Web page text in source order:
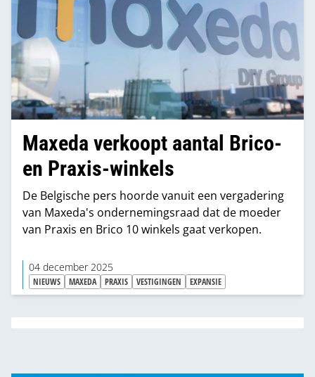
Maxeda verkoopt aantal Brico-
en Praxis-winkels
De Belgische pers hoorde vanuit een vergadering
van Maxeda's ondernemingsraad dat de moeder
van Praxis en Brico 10 winkels gaat verkopen.
04 december 2025
NIEUWS MAXEDA PRAXIS VESTIGINGEN EXPANSIE